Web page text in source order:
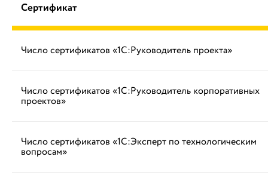
Сертификат
Число сертификатов «1С:Руководитель проекта»
Число сертификатов «1С:Руководитель корпоративных
проектов»
Число сертификатов «1С:Эксперт по технологическим
вопросам»